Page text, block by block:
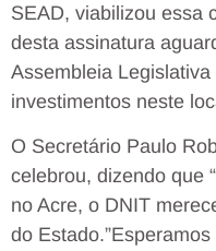
SEAD, viabilizou essa
desta assinatura
Assembleia
investimentos neste
O Secretário Paulo
celebrou, dizendo que
no Acre, o DNIT
do